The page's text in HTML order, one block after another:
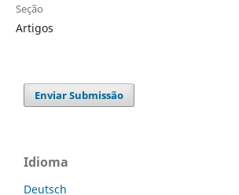
Seção
Artigos
Enviar Submissão
Idioma
Deutsch